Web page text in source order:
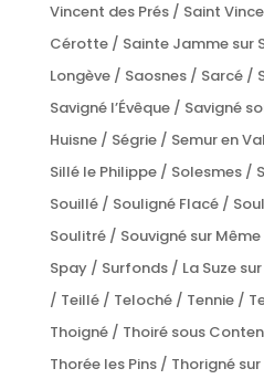
Vincent des Prés / Saint
Cérotte / Sainte Jamme sur
Longève / Saosnes / Sarcé /
Savigné l’Évêque / Savigné
Huisne / Ségrie / Semur en
Sillé le Philippe / Solesmes /
Souillé / Souligné Flacé /
Soulitré / Souvigné sur
Spay / Surfonds / La Suze
/ Teillé / Teloché / Tennie /
Thoigné / Thoiré sous
Thorée les Pins / Thorigné